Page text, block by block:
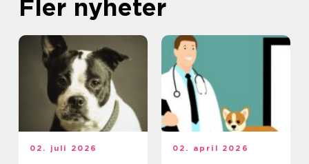
Fler nyheter
02. juli 2026 02. april 2026